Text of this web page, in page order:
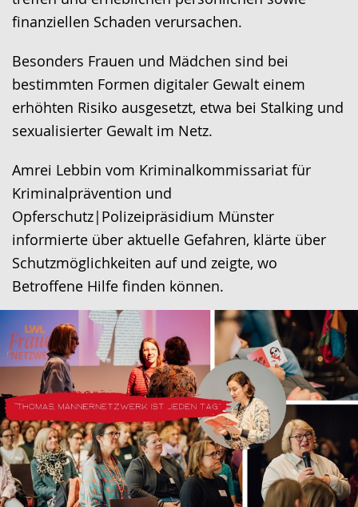
finanziellen Schaden verursachen.
Besonders Frauen und Mädchen sind bei
bestimmten Formen digitaler Gewalt einem
erhöhten Risiko ausgesetzt, etwa bei Stalking und
sexualisierter Gewalt im Netz.
Amrei Lebbin vom Kriminalkommissariat für
Kriminalprävention und
Opferschutz|Polizeipräsidium Münster
informierte über aktuelle Gefahren, klärte über
Schutzmöglichkeiten auf und zeigte, wo
Betroffene Hilfe finden können.